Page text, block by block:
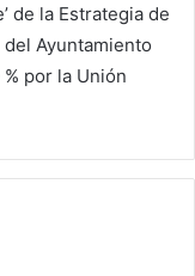
de la Estrategia de
Ayuntamiento
por la Unión